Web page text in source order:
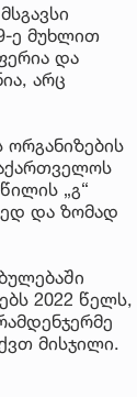
ე მუხლით
და
არც
„გ“
და ზომად
2022 წელს,
მისჯილი.